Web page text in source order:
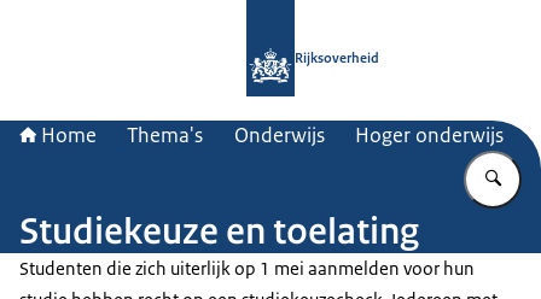
Rijksoverheid
Home Thema's Onderwijs Hoger onderwijs
Studiekeuze en toelating
Studenten die zich uiterlijk op 1 mei aanmelden voor hun